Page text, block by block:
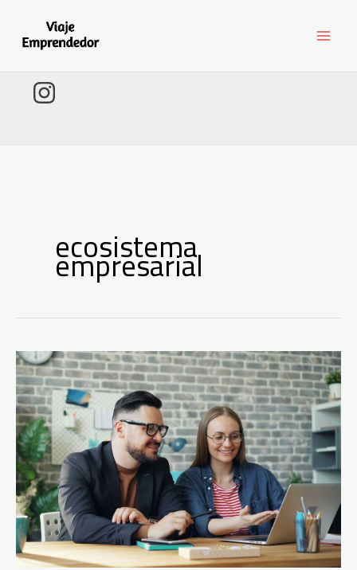
contenido
ecosistema
empresarial